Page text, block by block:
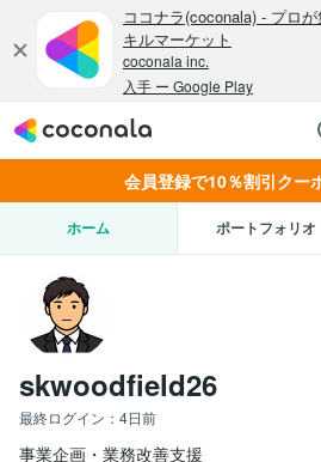
会員登録で10％割引クー
ホーム ポートフォリオ
skwoodfield26
最終ログイン： 4日前
事業企画・業務改善支援